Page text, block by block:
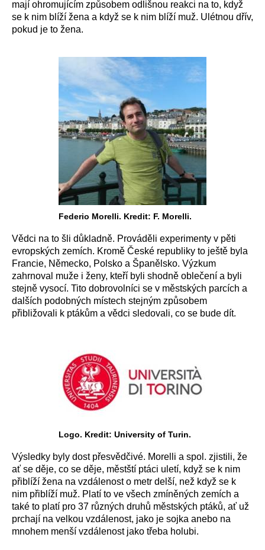
mají ohromujícím způsobem odlišnou reakci na to, když
se k nim blíží žena a když se k nim blíží muž. Ulétnou dřív,
pokud je to žena.
Federio Morelli. Kredit: F. Morelli.
Vědci na to šli důkladně. Prováděli experimenty v pěti
evropských zemích. Kromě České republiky to ještě byla
Francie, Německo, Polsko a Španělsko. Výzkum
zahrnoval muže i ženy, kteří byli shodně oblečení a byli
stejně vysocí. Tito dobrovolníci se v městských parcích a
dalších podobných místech stejným způsobem
přibližovali k ptákům a vědci sledovali, co se bude dít.
Logo. Kredit: University of Turin.
Výsledky byly dost přesvědčivé. Morelli a spol. zjistili, že
ať se děje, co se děje, městští ptáci uletí, když se k nim
přiblíží žena na vzdálenost o metr delší, než když se k
nim přiblíží muž. Platí to ve všech zmíněných zemích a
také to platí pro 37 různých druhů městských ptáků, ať už
prchají na velkou vzdálenost, jako je sojka anebo na
mnohem menší vzdálenost jako třeba holubi.